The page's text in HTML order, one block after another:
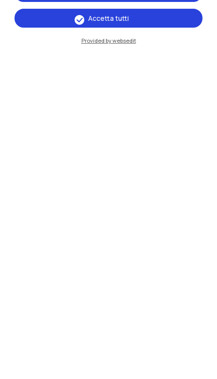
Accetta tutti
Provided by websedit